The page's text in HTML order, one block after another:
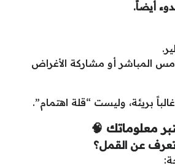
أيضاً.
المباشر أو مشاركة الأغراض
بريئة، وليست “قلة اهتمام”.
معلوماتك 🧠
تعرف عن القمل؟